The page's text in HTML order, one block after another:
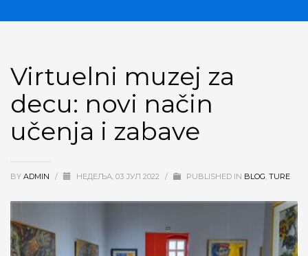
Virtuelni muzej za
decu: novi način
učenja i zabave
BY ADMIN / НЕДЕЉА, 03 ЈУЛ 2022 / PUBLISHED IN BLOG TURE